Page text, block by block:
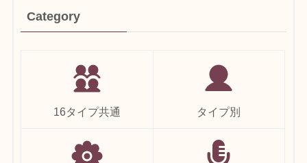
Category
16タイプ共通 タイプ別